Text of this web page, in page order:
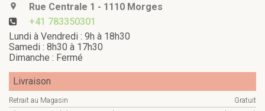
Rue Centrale 1 - 1110 Morges
+41 783350301
Lundi à Vendredi : 9h à 18h30
Samedi : 8h30 à 17h30
Dimanche : Fermé
Livraison
Retrait au Magasin
Gratuit